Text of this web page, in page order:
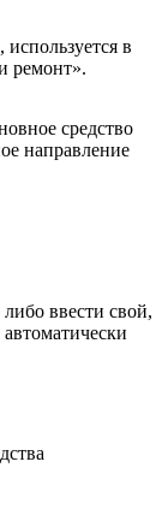
в
ремонт».
средство
направление
ввести свой,